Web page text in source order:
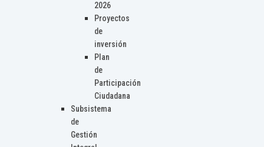
2026
Proyectos
de
inversión
Plan
de
Participación
Ciudadana
Subsistema
de
Gestión